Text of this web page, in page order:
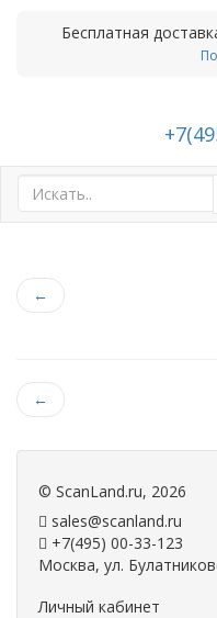
Бесплатная
←
←
© ScanLand.ru, 2026
sales@scanland.ru
+7(495) 00-33-123
Москва, ул.
Личный кабинет